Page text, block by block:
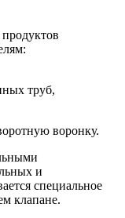
труб,
воронку.
и
специальное
клапане.